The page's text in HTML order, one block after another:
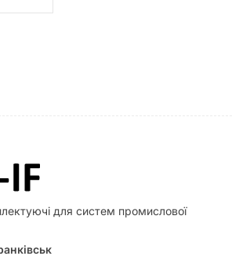
для систем промислової